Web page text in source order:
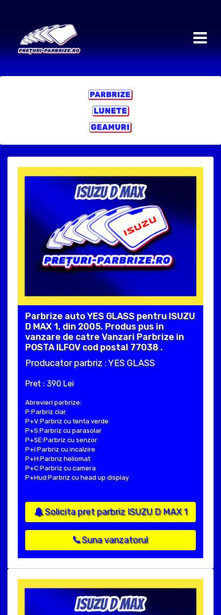
Parbrize auto YES GLASS pentru ISUZU
D MAX 1, din 2005. Produs pus in
vanzare de catre Vanzari Parbrize in
POSTA ILFOV cod postal 77038 .
Producator parbriz : YES GLASS
Pret : 390 Lei
Abrevieri parbrize:
P:Parbriz clar
P+V:Parbriz cu tenta verde
P+S:Parbriz cu parasolar
P+SE:Parbriz cu senzor
P+I:Parbriz cu incalzire
P+H:Parbriz heliomat
P+C:Parbriz cu camera
P+Hud:Parbriz cu head up display
Solicita pret parbriz ISUZU D MAX 1
Suna vanzatorul